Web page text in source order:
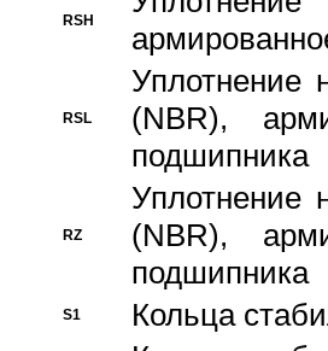
RSH
RSL
Уплотнение
(NBR),
подшипника
RZ
Уплотнение
(NBR),
подшипника
S1 Кольца